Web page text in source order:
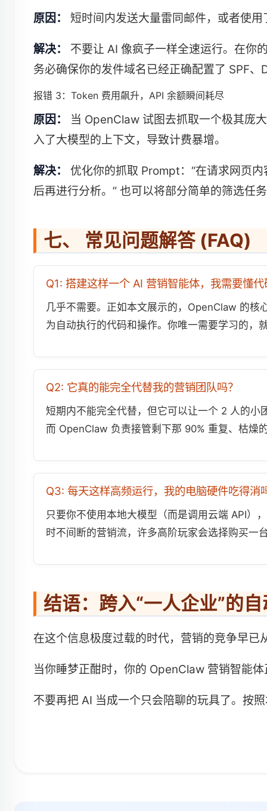
原因： 短时间内发送大量雷同邮件，或者使
解决：
不要让 AI 像疯子一样全速运行。在你
务必确保你的发件域名已经正确配置了 SPF、
报错 3：Token 费用飙升，API 余额瞬间耗尽
原因：
当 OpenClaw 试图去抓取一个极其庞
入了大模型的上下文，导致计费暴增。
解决：
优化你的抓取 Prompt：“在请求网页
后再进行分析。” 也可以将部分简单的筛选任
七、 常见问题解答 (FAQ)
Q1: 搭建这样一个 AI 营销智能体，我需要懂
几乎不需要。正如本文展示的，OpenClaw 的核
为自动执行的代码和操作。你唯一需要学习的，
Q2: 它真的能完全代替我的营销团队吗？
短期内不能完全代替，但它可以让一个 2 人的
而 OpenClaw 负责接管剩下那 90% 重复、枯燥
Q3: 每天这样高频运行，我的电脑硬件吃得消
只要你不使用本地大模型（而是调用云端 API）
时不间断的营销流，许多高阶玩家会选择购买一
结语：跨入“一人企业”的
在这个信息极度过载的时代，营销的竞争早已
当你睡梦正酣时，你的 OpenClaw 营销智能
不要再把 AI 当成一个只会陪聊的玩具了。按